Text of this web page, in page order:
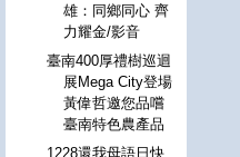
雄：同鄉同心 齊
力耀金/影音
臺南400厚禮樹巡迴
展Mega City登場
黃偉哲邀您品嚐
臺南特色農產品
1228還我母語日快